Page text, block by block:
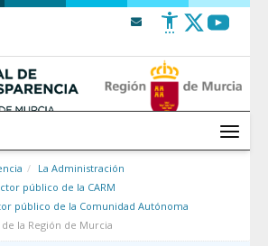
Menú
La Administración
público de la CARM
público de la Comunidad Autónoma
la Región de Murcia